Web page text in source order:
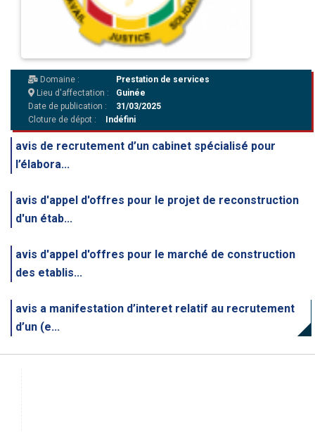
Domaine :
Prestation de services
Lieu d'affectation :
Guinée
Date de publication :
31/03/2025
Cloture de dépot :
Indéfini
avis de recrutement d’un cabinet spécialisé pour
l’élabora...
avis d'appel d'offres pour le projet de reconstruction
d'un étab...
avis d'appel d'offres pour le marché de construction
des etablis...
avis a manifestation d’interet relatif au recrutement
d’un (e...